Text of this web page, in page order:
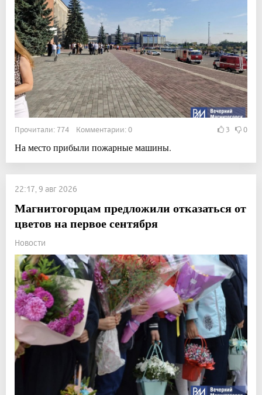
Прочитали: 774 Комментарии: 0 3 0
На место прибыли пожарные машины.
22:17, 9 авг 2026
Магнитогорцам предложили отказаться от
цветов на первое сентября
Новости